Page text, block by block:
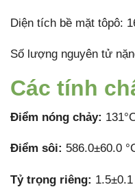
Diện tích bề mặt tôpô:
Số lượng nguyên tử
Các tính
Điểm nóng chảy:
Điểm sôi: 586.0±60.0
Tỷ trọng riêng: